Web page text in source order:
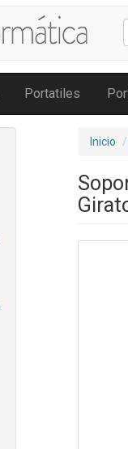
Portatiles
Inicio